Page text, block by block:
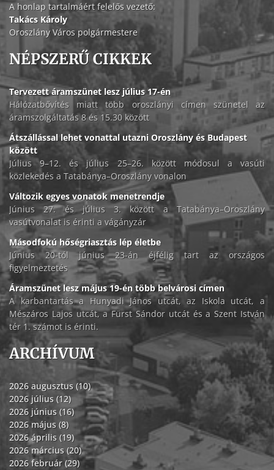
A honlap tartalmáért felelős vezető:
Takács Károly
Oroszlány Város polgármestere
NÉPSZERŰ CIKKEK
Tervezett áramszünet lesz július 17-én
Hálózatbővítés miatt több oroszlányi címen szünetel az
áramszolgáltatás 8 és 15.30 között
Átszállással lehet vonattal utazni Oroszlány és Budapest
között
Július 9–12. és július 25–26. között módosul a vasúti
közlekedés a Tatabánya–Oroszlány vonalon
Változik egyes vonatok menetrendje
Június 27. és július 3. között a Tatabánya–Oroszlány
vasútvonalat is érinti a vágányzár
Másodfokú hőségriasztás lép életbe
Június 20-tól június 23-án éjfélig tart az országos
figyelmeztetés
Áramszünet lesz május 19-én több belvárosi címen
A karbantartás a Hunyadi János utcát, az Iskola utcát, a
Mészáros Lajos utcát, a Fürst Sándor utcát és a Szent István
tér 1. számot is érinti.
ARCHÍVUM
2026 augusztus (10)
2026 július (12)
2026 június (16)
2026 május (8)
2026 április (19)
2026 március (20)
2026 február (29)